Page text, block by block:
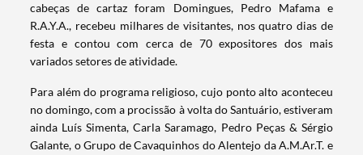
cabeças de cartaz foram Domingues, Pedro Mafama e
R.A.Y.A., recebeu milhares de visitantes, nos quatro dias de
festa e contou com cerca de 70 expositores dos mais
variados setores de atividade.
Para além do programa religioso, cujo ponto alto aconteceu
no domingo, com a procissão à volta do Santuário, estiveram
ainda Luís Simenta, Carla Saramago, Pedro Peças & Sérgio
Galante, o Grupo de Cavaquinhos do Alentejo da A.M.Ar.T. e